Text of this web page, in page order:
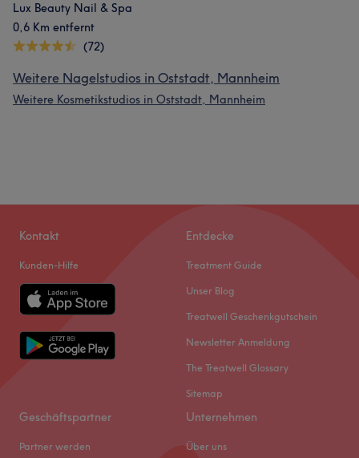
Lux Beauty Nail & Spa
0,6 Km entfernt
(72)
Weitere Nagelstudios in Oststadt, Mannheim
Weitere Kosmetikstudios in Oststadt, Mannheim
Kontakt
Kunden-Hilfe
Entdecke
Treatment Guide
Unser Blog
Treatwell Geschenkgutschein
Newsletter Anmeldung
The Treatwell Glossary
Sitemap
Geschäftspartner
Partner werden
Unternehmen
Über uns